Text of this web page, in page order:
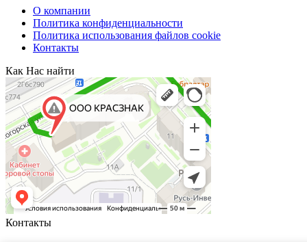
О компании
Политика конфиденциальности
Политика использования файлов cookie
Контакты
Как Нас найти
Контакты